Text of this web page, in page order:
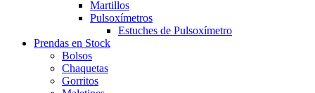
Martillos
Pulsoxímetros
Estuches de Pulsoxímetro
Prendas en Stock
Bolsos
Chaquetas
Gorritos